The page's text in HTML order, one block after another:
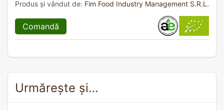
Produs și vândut de: Fim Food Industry Management S.R.L.
Comandă
Urmărește și…